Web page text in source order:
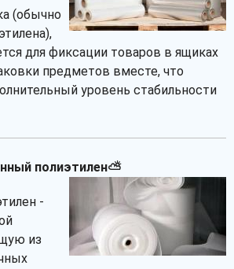
(обычно
для фиксации товаров в ящиках
предметов вместе, что
уровень стабильности
полиэтилен⛅
-
из